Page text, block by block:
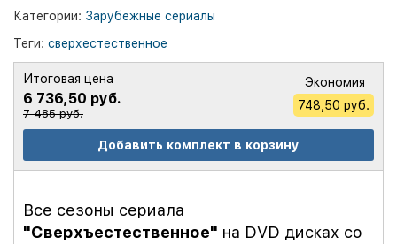
Категории: Зарубежные сериалы
Теги: сверхестественное
Итоговая цена
6 736,50 руб.
7 485 руб.
Экономия
748,50 руб.
Добавить комплект в корзину
Все сезоны сериала
"Сверхъестественное" на DVD дисках со